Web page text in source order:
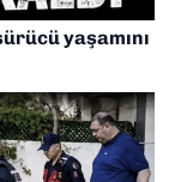
yaşamını